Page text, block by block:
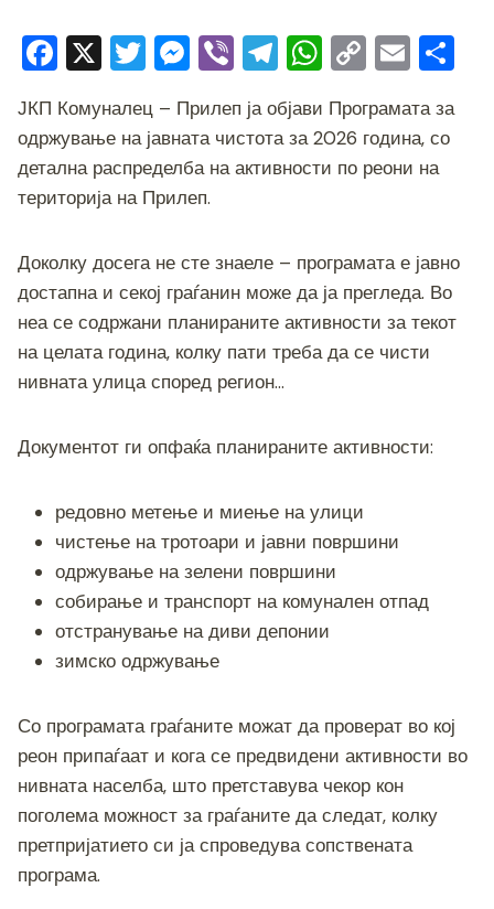
F
c
e
b
o
k
X T
tt
er
M
ss
e
n
er
Vi
er
T
e
gr
W
at
s
p
C
p
y
k
E
ai
l
ar
ЈКП Комуналец – Прилеп ја објави Програмата за
одржување на јавната чистота за 2026 година, со
детална распределба на активности по реони на
територија на Прилеп.
Доколку досега не сте знаеле – програмата е јавно
достапна и секој граѓанин може да ја прегледа. Во
неа се содржани планираните активности за текот
на целата година, колку пати треба да се чисти
нивната улица според регион…
Документот ги опфаќа планираните активности:
редовно метење и миење на улици
чистење на тротоари и јавни површини
одржување на зелени површини
собирање и транспорт на комунален отпад
отстранување на диви депонии
зимско одржување
Со програмата граѓаните можат да проверат во кој
реон припаѓаат и кога се предвидени активности во
нивната населба, што претставува чекор кон
поголема можност за граѓаните да следат, колку
претпријатието си ја спроведува сопствената
програма.